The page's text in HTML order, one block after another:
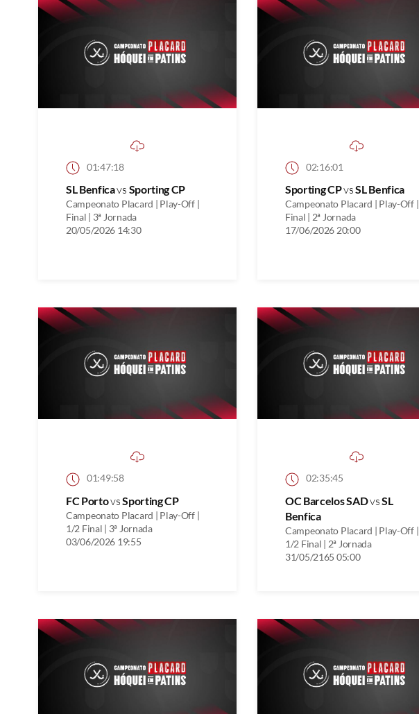
01:47:18
SL Benficavs Sporting CP
Campeonato Placard | Play-Off |
Final | 3ª Jornada
20/05/2026 14:30
02:16:01
Sporting CPvsSL Benfica
Campeonato Placard | Play-Off |
Final | 2ª Jornada
17/06/2026 20:00
01:49:58
FC PortovsSporting CP
Campeonato Placard | Play-Off |
1/2 Final | 3ª Jornada
03/06/2026 19:55
02:35:45
OC Barcelos SADvsSL
Benfica
Campeonato Placard | Play-Off |
1/2 Final | 2ª Jornada
31/05/2165 05:00